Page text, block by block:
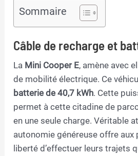
Sommaire
Câble de recharge et
La Mini Cooper E, amène avec
de mobilité électrique. Ce
batterie de 40,7 kWh. Cette
permet à cette citadine de
en une seule charge. Véritable
autonomie généreuse offre aux
liberté d’effectuer leurs trajets